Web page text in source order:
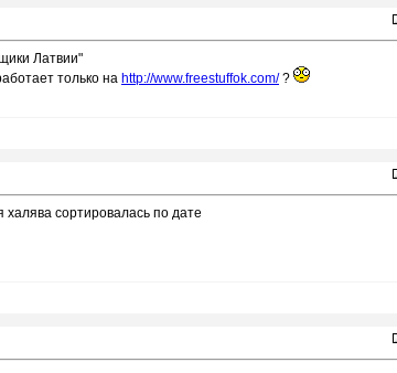
Латвии"
только на http://www.freestuffok.com/?
сортировалась по дате